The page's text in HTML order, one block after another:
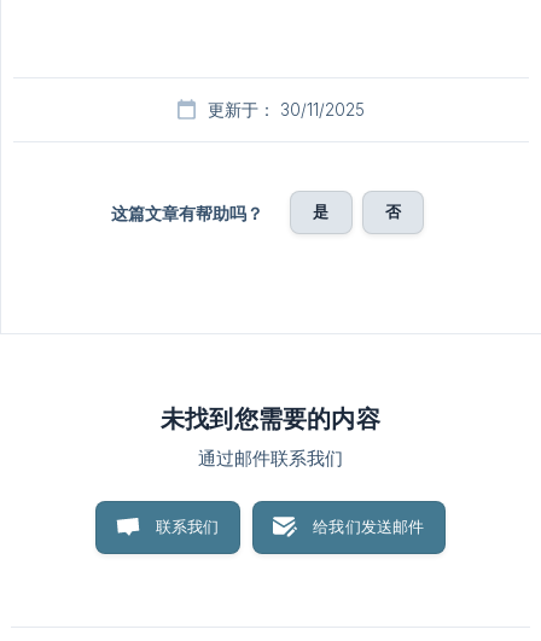
更新于： 30/11/2025
这篇文章有帮助吗？ 是 否
未找到您需要的内容
通过邮件联系我们
联系我们 给我们发送邮件